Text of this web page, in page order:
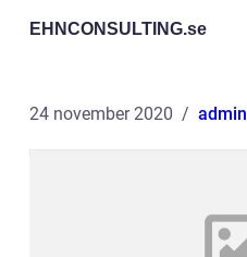
EHNCONSULTING.se
24 november 2020 admin